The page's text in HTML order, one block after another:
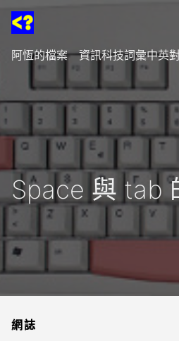
阿恆的檔案 資訊科技詞彙中英
Space 與 tab
網誌